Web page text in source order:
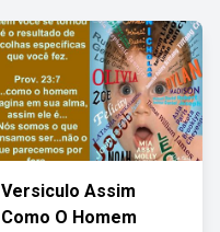
Versiculo Assim
Como O Homem